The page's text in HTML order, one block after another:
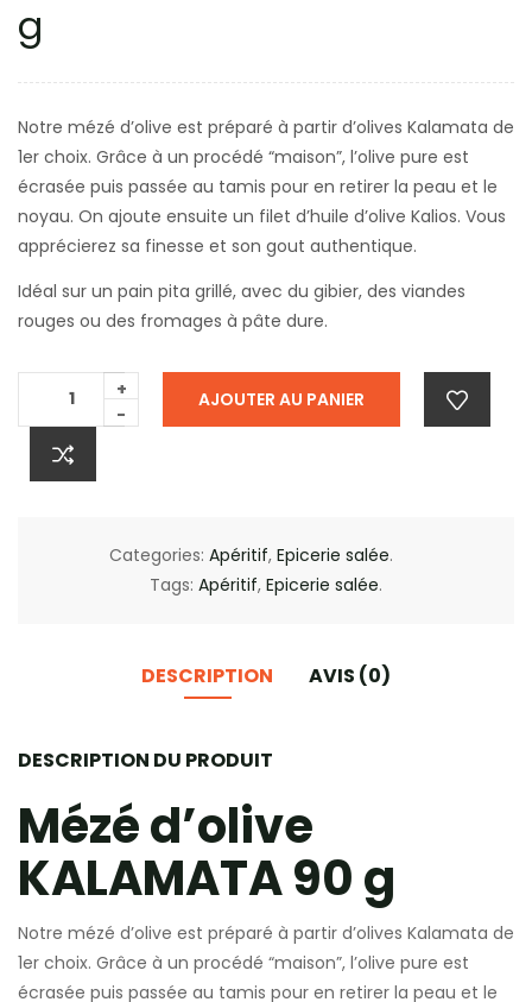
g
Notre mézé d’olive est préparé à partir d’olives Kalamata de
1er choix. Grâce à un procédé “maison”, l’olive pure est
écrasée puis passée au tamis pour en retirer la peau et le
noyau. On ajoute ensuite un filet d’huile d’olive Kalios. Vous
apprécierez sa finesse et son gout authentique.
Idéal sur un pain pita grillé, avec du gibier, des viandes
rouges ou des fromages à pâte dure.
+
-
AJOUTER AU PANIER
Categories: Apéritif, Epicerie salée.
Tags: Apéritif, Epicerie salée.
DESCRIPTION AVIS (0)
DESCRIPTION DU PRODUIT
Mézé d’olive
KALAMATA 90 g
Notre mézé d’olive est préparé à partir d’olives Kalamata de
1er choix. Grâce à un procédé “maison”, l’olive pure est
écrasée puis passée au tamis pour en retirer la peau et le